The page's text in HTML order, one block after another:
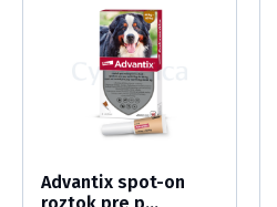
Advantix spot-on